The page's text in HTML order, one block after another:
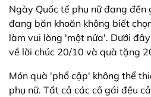
Ngày Quốc tế phụ nữ đang đến
đang băn khoăn không biết
làm vui lòng 'một nửa'. Dưới
về lời chúc 20/10 và quà tặng
Món quà 'phổ cập' không thể
phụ nữ. Tất cả các cô gái đều